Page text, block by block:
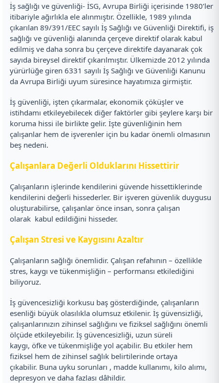
İş sağlığı ve güvenliği- İSG, Avrupa Birliği içerisinde 1980’ler
itibariyle ağırlıkla ele alınmıştır. Özellikle, 1989 yılında
çıkarılan 89/391/EEC sayılı İş Sağlığı ve Güvenliği Direktifi, iş
sağlığı ve güvenliği alanında çerçeve direktif olarak kabul
edilmiş ve daha sonra bu çerçeve direktife dayanarak çok
sayıda bireysel direktif çıkarılmıştır. Ülkemizde 2012 yılında
yürürlüğe giren 6331 sayılı İş Sağlığı ve Güvenliği Kanunu
da Avrupa Birliği uyum süresince hayatımıza girmiştir.
İş güvenliği, işten çıkarmalar, ekonomik çöküşler ve
istihdamı etkileyebilecek diğer faktörler gibi şeylere karşı bir
koruma hissi ile birlikte gelir. İşte güvenliğinin hem
çalışanlar hem de işverenler için bu kadar önemli olmasının
beş nedeni.
Çalışanlara Değerli Olduklarını Hissettirir
Çalışanların işlerinde kendilerini güvende hissettiklerinde
kendilerini değerli hissederler. Bir işveren güvenlik duygusu
oluşturabilirse, çalışanlar önce insan, sonra çalışan
olarak kabul edildiğini hisseder.
Çalışan Stresi ve Kaygısını Azaltır
Çalışanların sağlığı önemlidir. Çalışan refahının – özellikle
stres, kaygı ve tükenmişliğin – performansı etkilediğini
biliyoruz.
İş güvencesizliği korkusu baş gösterdiğinde, çalışanların
esenliği büyük olasılıkla olumsuz etkilenir. İş güvensizliği,
çalışanlarınızın zihinsel sağlığını ve fiziksel sağlığını önemli
ölçüde etkileyebilir. İş güvencesizliği, uzun süreli
kaygı, öfke ve tükenmişliğe yol açabilir. Bu etkiler hem
fiziksel hem de zihinsel sağlık belirtilerinde ortaya
çıkabilir. Buna uyku sorunları , madde kullanımı, kilo alımı,
depresyon ve daha fazlası dâhildir.